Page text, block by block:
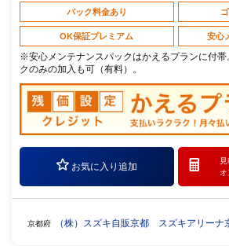
パック料金あり
OK保証プレミアム 安心
※安心メンテナンスパックはかえるプランに付帯
クのみの加入も可（有料）。
お気に入り追加
オ
京都府 （株）スズキ自販京都 スズキアリーナ